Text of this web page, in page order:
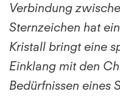
Verbindung
Sternzeichen hat
Kristall bringt eine
Einklang mit den
Bedürfnissen eines